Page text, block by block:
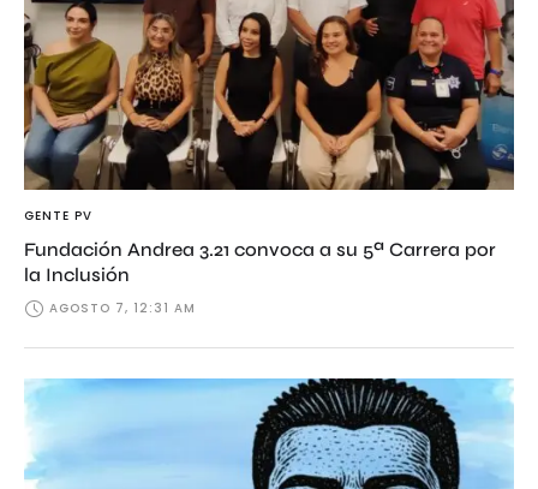
GENTE PV
Fundación Andrea 3.21 convoca a su 5ª Carrera por
la Inclusión
AGOSTO 7, 12:31 AM